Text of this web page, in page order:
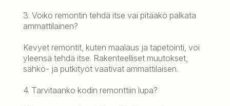
3. Voiko remontin tehdä itse vai pitääkö palkata
ammattilainen?
Kevyet remontit, kuten maalaus ja tapetointi, voi
yleensä tehdä itse. Rakenteelliset muutokset,
sähkö- ja putkityöt vaativat ammattilaisen.
4. Tarvitaanko kodin remonttiin lupa?